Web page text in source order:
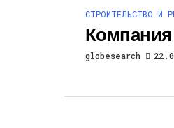
СТРОИТЕЛЬСТВО И
globesearch